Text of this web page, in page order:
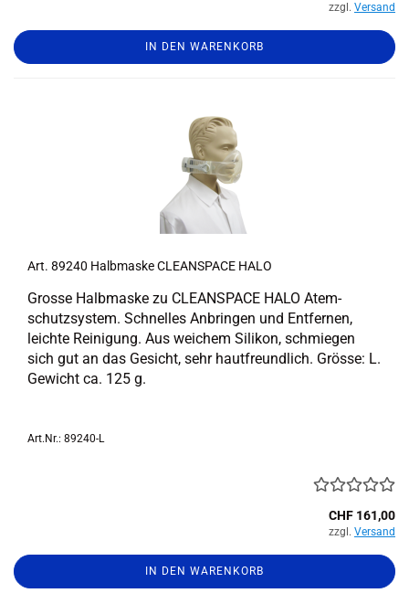
zzgl. Versand
IN DEN WARENKORB
Art. 89240 Halb­mas­ke CLE­AN­SPACE HALO
Gros­se Halb­mas­ke zu CLE­AN­SPACE HALO Atem­
schutz­sys­tem. Schnel­les An­brin­gen und Ent­fer­nen,
leich­te Rei­ni­gung. Aus wei­chem Si­li­kon, schmie­gen
sich gut an das Ge­sicht, sehr haut­freund­lich. Grös­se: L.
Ge­wicht ca. 125 g.
Art.Nr.: 89240-L
CHF 161,00
zzgl. Versand
IN DEN WARENKORB